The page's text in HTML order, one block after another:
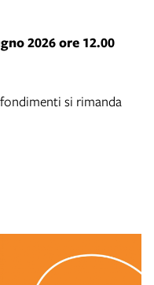
2026 ore 12.00
si rimanda